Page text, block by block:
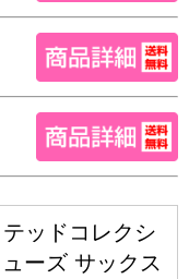
ッドコレクシ
ーズ サックス